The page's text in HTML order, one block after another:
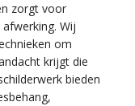
zorgt voor
Wij
om
krijgt die
bieden